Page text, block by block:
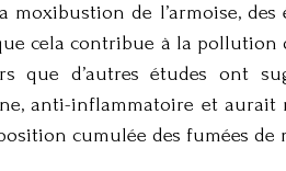
moxibustion de l’armoise, des
cela contribue à la pollution
que d’autres études ont
anti-inflammatoire et aurait
cumulée des fumées de